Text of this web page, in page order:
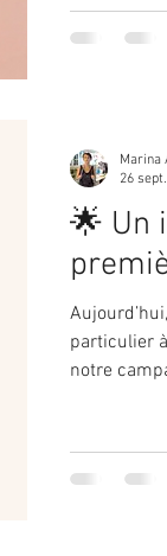
🌟 Un
particulier
notre
Marina
26